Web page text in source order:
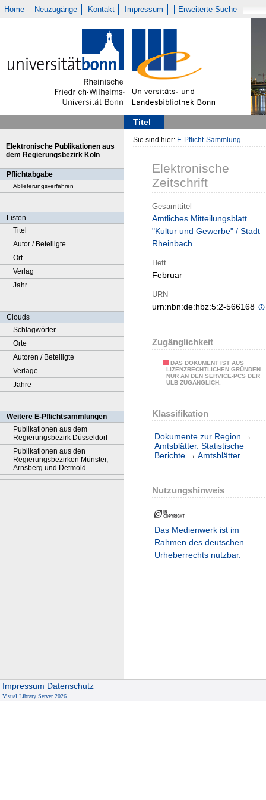
Home Neuzugänge Kontakt Impressum Erweiterte Suche
Titel
Elektronische Publikationen aus
dem Regierungsbezirk Köln
Pflichtabgabe
Ablieferungsverfahren
Listen
Titel
Autor / Beteiligte
Ort
Verlag
Jahr
Clouds
Schlagwörter
Orte
Autoren / Beteiligte
Verlage
Jahre
Weitere E-Pflichtsammlungen
Publikationen aus dem
Regierungsbezirk Düsseldorf
Publikationen aus den
Regierungsbezirken Münster,
Arnsberg und Detmold
Sie sind hier: E-Pflicht-Sammlung
Elektronische
Zeitschrift
Gesamttitel
Amtliches Mitteilungsblatt
"Kultur und Gewerbe" / Stadt
Rheinbach
Heft
Februar
URN
urn:nbn:de:hbz:5:2-566168
Zugänglichkeit
DAS DOKUMENT IST AUS
LIZENZRECHTLICHEN GRÜNDEN
NUR AN DEN SERVICE-PCS DER
ULB ZUGÄNGLICH.
Klassifikation
Dokumente zur Region →
Amtsblätter. Statistische
Berichte → Amtsblätter
Nutzungshinweis
Das Medienwerk ist im
Rahmen des deutschen
Urheberrechts nutzbar.
Impressum Datenschutz
Visual Library Server 2026